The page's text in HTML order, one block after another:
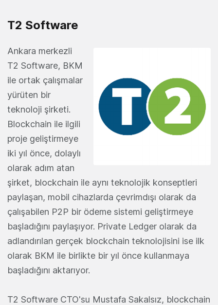
T2 Software
Ankara merkezli
T2 Software, BKM
ile ortak çalışmalar
yürüten bir
teknoloji şirketi.
Blockchain ile ilgili
proje geliştirmeye
iki yıl önce, dolaylı
olarak adım atan
şirket, blockchain ile aynı teknolojik konseptleri
paylaşan, mobil cihazlarda çevrimdışı olarak da
çalışabilen P2P bir ödeme sistemi geliştirmeye
başladığını paylaşıyor. Private Ledger olarak da
adlandırılan gerçek blockchain teknolojisini ise ilk
olarak BKM ile birlikte bir yıl önce kullanmaya
başladığını aktarıyor.
T2 Software CTO'su Mustafa Sakalsız, blockchain